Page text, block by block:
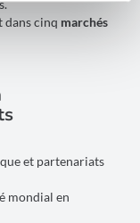
dans cinq marchés
et partenariats
mondial en